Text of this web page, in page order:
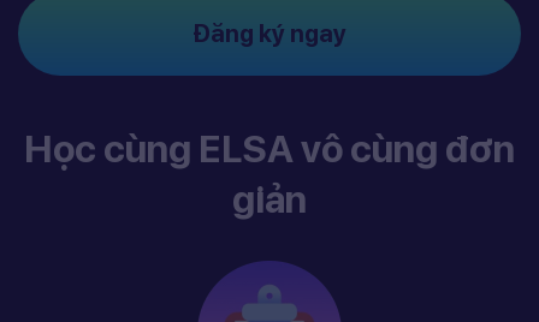
Đăng ký ngay
Học cùng ELSA vô cùng đơn
giản